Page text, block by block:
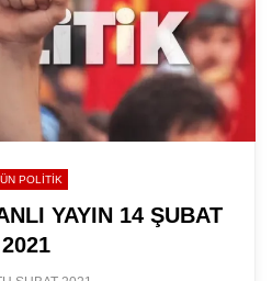
POLITIK
YAYIN 14 ŞUBAT
2021